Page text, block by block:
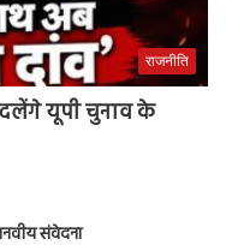
राजनीति
यूपी चुनाव के
संवेदना